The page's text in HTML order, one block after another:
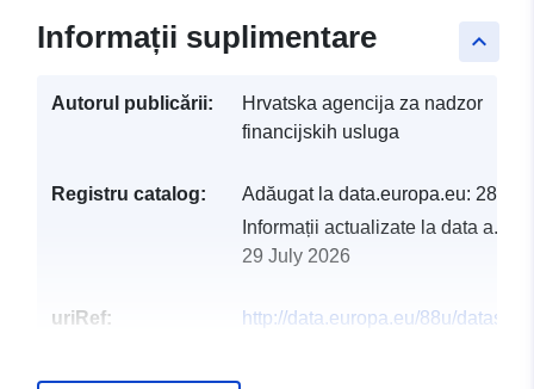
keyboard_arrow_up
Informații suplimentare
Autorul publicării:
Hrvatska agencija za nadzor
financijskih usluga
Registru catalog: Adăugat la data.europa.eu: 28
Informații actualizate la data
29 July 2026
uriRef:
http://data.europa.eu/88u/dataset/